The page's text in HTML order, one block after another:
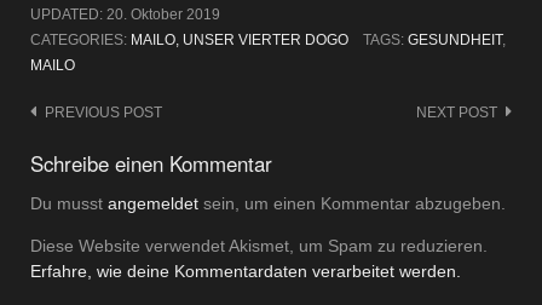
UPDATED: 20. Oktober 2019
CATEGORIES: MAILO, UNSER VIERTER DOGO TAGS: GESUNDHEIT,
MAILO
Post
navigation
PREVIOUS POST NEXT POST
Schreibe einen Kommentar
Du musst angemeldet sein, um einen Kommentar abzugeben.
Diese Website verwendet Akismet, um Spam zu reduzieren.
Erfahre, wie deine Kommentardaten verarbeitet werden.